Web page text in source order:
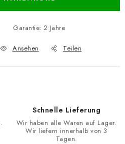
Garantie: 2 Jahre
Ansehen Teilen
Schnelle Lieferung
Wir haben alle Waren auf Lager.
Wir liefern innerhalb von 3
Tagen.